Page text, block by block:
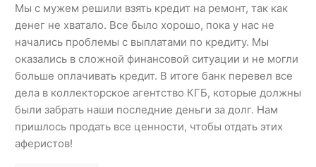
Мы с мужем решили взять кредит на ремонт, так как
денег не хватало. Все было хорошо, пока у нас не
начались проблемы с выплатами по кредиту. Мы
оказались в сложной финансовой ситуации и не могли
больше оплачивать кредит. В итоге банк перевел все
дела в коллекторское агентство КГБ, которые должны
были забрать наши последние деньги за долг. Нам
пришлось продать все ценности, чтобы отдать этих
аферистов!